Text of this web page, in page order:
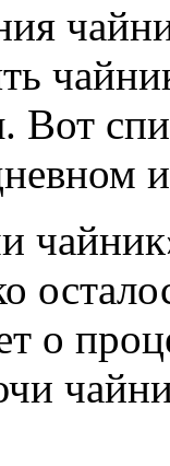
Вот
о